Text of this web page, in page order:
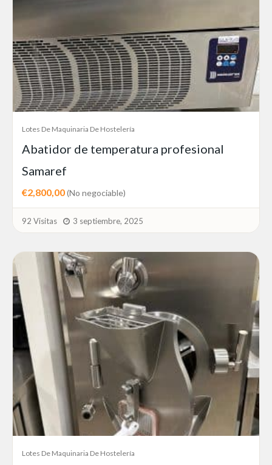
Lotes De Maquinaria De Hostelería
Abatidor de temperatura profesional
Samaref
€2,800,00(No negociable)
92 Visitas 3 septiembre, 2025
Lotes De Maquinaria De Hostelería